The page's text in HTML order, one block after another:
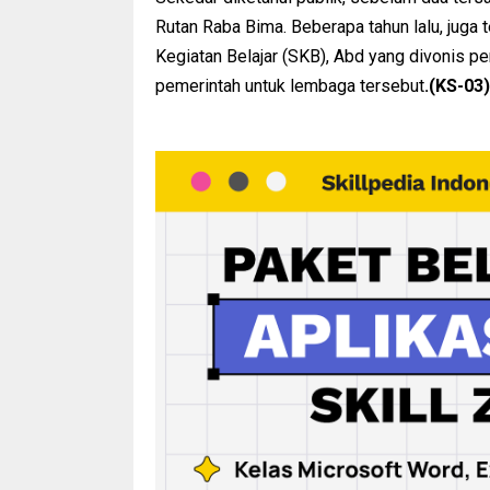
Rutan Raba Bima. Beberapa tahun lalu,
Kegiatan Belajar (SKB), Abd yang divonis
pemerintah untuk lembaga tersebut.(KS-03)